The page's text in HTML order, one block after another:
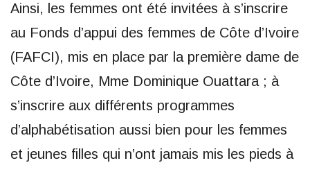
Ainsi, les femmes ont été invitées à s’inscrire
au Fonds d’appui des femmes de Côte d’Ivoire
(FAFCI), mis en place par la première dame de
Côte d’Ivoire, Mme Dominique Ouattara ; à
s’inscrire aux différents programmes
d’alphabétisation aussi bien pour les femmes
et jeunes filles qui n’ont jamais mis les pieds à